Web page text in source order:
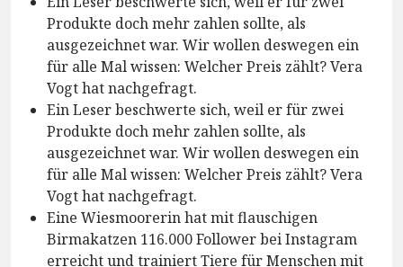
Produkte doch mehr zahlen sollte, als
ausgezeichnet war. Wir wollen deswegen ein
für alle Mal wissen: Welcher Preis zählt? Vera
Vogt hat nachgefragt.
Ein Leser beschwerte sich, weil er für zwei
Produkte doch mehr zahlen sollte, als
ausgezeichnet war. Wir wollen deswegen ein
für alle Mal wissen: Welcher Preis zählt? Vera
Vogt hat nachgefragt.
Eine Wiesmoorerin hat mit flauschigen
Birmakatzen 116.000 Follower bei Instagram
erreicht und trainiert Tiere für Menschen mit